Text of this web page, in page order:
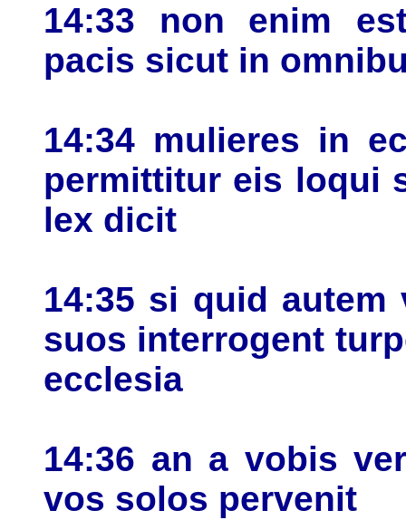
14:33 non enim
pacis sicut in
14:34 mulieres in
permittitur eis loqui
lex dicit
14:35 si quid
suos interrogent
ecclesia
14:36 an a vobis
vos solos pervenit